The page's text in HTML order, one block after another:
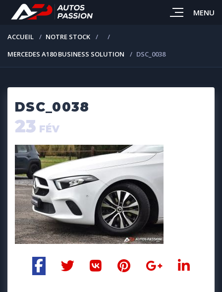
MENU
ACCUEIL
NOTRE STOCK
MERCEDES A180 BUSINESS SOLUTION
DSC_0038
DSC_0038
23 FÉV